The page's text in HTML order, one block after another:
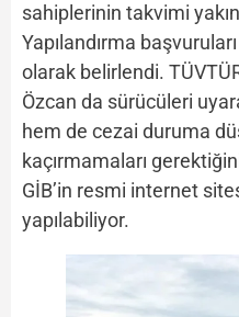
sahiplerinin takvimi
Yapılandırma
olarak belirlendi.
Özcan da sürücüleri
hem de cezai duruma
kaçırmamaları
GİB’in resmi internet
yapılabiliyor.